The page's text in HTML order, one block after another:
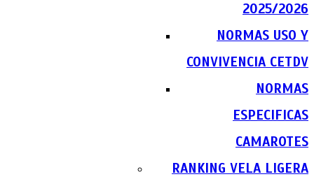
2025/2026
NORMAS USO Y
CONVIVENCIA CETDV
NORMAS
ESPECIFICAS
CAMAROTES
RANKING VELA LIGERA